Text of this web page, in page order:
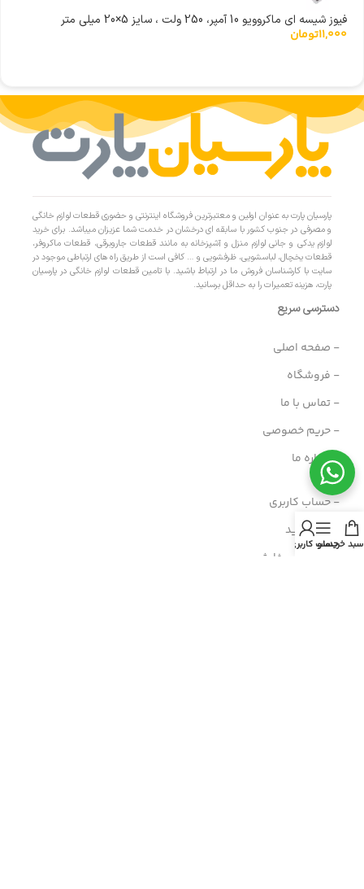
فیوز شیسه ای ماکروویو 10 آمپر، 250 ولت ، سایز 5×20 میلی متر
11,000تومان
پارسیان پارت به عنوان اولین و معتبرترین فروشگاه اینترنتی و حضوری قطعات لوازم خانگی
و مصرفی در جنوب کشور با سابقه ای درخشان در خدمت شما عزیزان میباشد. برای خرید
لوازم یدکی و جانی لوازم منزل و آشپزخانه به مانند قطعات جاروبرقی، قطعات ماکروفر،
قطعات یخچال، لباسشویی، ظرفشویی و … کافی است از طریق راه های ارتباطی موجود در
سایت با کارشناسان فروش ما در ارتباط باشید. با تامین قطعات لوازم خانگی در پارسیان
پارت، هزینه تعمیرات را به حداقل برسانید.
دسترسی سریع
- صفحه اصلی
- فروشگاه
- تماس با ما
- حریم خصوصی
- درباره ما
- حساب کاربری
- سبد خرید
- پیگیری سفارش
سبد خریدمنو
حساب کاربری من